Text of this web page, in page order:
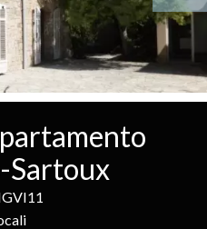
Sartoux